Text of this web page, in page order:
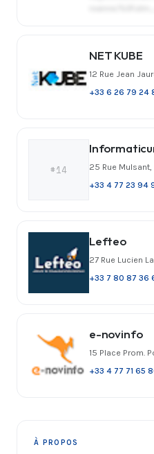
NET KUBE
12 Rue Jean
+33 6 26 79 24
#14 25 Rue
+33 4 77 23 94
Lefteo
27 Rue Lucien
+33 7 80 87 36
e-novinfo
15 Place Prom.
+33 4 77 71 65
À PROPOS